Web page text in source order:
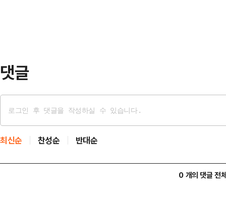
댓글
최신순 찬성순 반대순
0 개의 댓글 전